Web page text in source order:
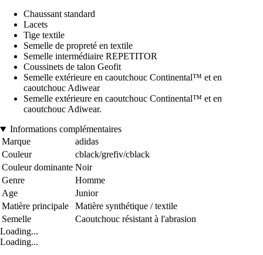
Chaussant standard
Lacets
Tige textile
Semelle de propreté en textile
Semelle intermédiaire REPETITOR
Coussinets de talon Geofit
Semelle extérieure en caoutchouc Continental™ et en
caoutchouc Adiwear
Semelle extérieure en caoutchouc Continental™ et en
caoutchouc Adiwear.
Informations complémentaires
Marque
adidas
Couleur
cblack/grefiv/cblack
Couleur dominante Noir
Genre
Homme
Age
Junior
Matière principale
Matière synthétique / textile
Semelle
Caoutchouc résistant à l'abrasion
Loading...
Loading...